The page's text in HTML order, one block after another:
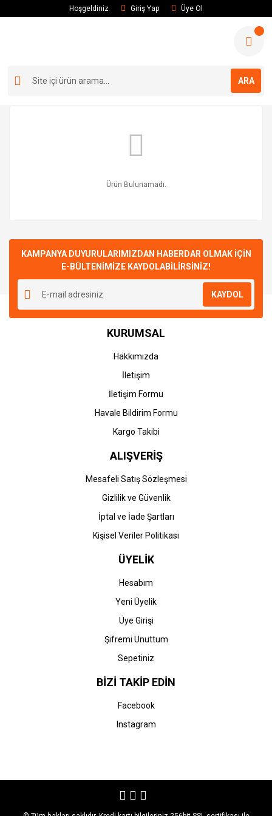
Hoşgeldiniz Giriş Yap Üye Ol
ARA
Ürün Bulunamadı.
KAMPANYA DUYURULARIMIZDAN HABERDAR OLMAK İÇİN
E-BÜLTENİMİZE KAYDOLABİLİRSİNİZ!
KAYDOL
KURUMSAL
Hakkımızda
İletişim
İletişim Formu
Havale Bildirim Formu
Kargo Takibi
ALIŞVERİŞ
Mesafeli Satış Sözleşmesi
Gizlilik ve Güvenlik
İptal ve İade Şartları
Kişisel Veriler Politikası
ÜYELİK
Hesabım
Yeni Üyelik
Üye Girişi
Şifremi Unuttum
Sepetiniz
BİZİ TAKİP EDİN
Facebook
Instagram